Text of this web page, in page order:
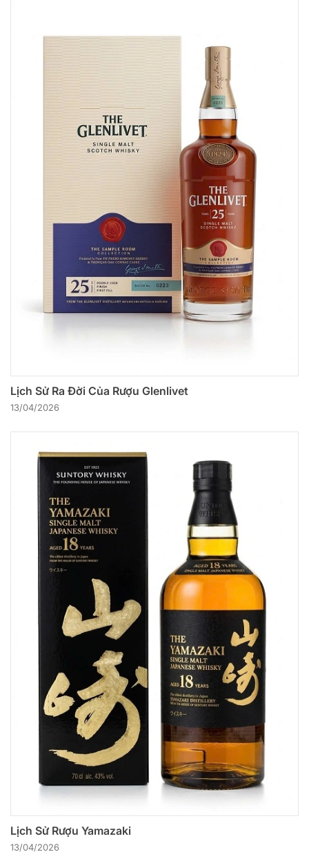
Lịch Sử Ra Đời Của Rượu Glenlivet
13/04/2026
Lịch Sử Rượu Yamazaki
13/04/2026